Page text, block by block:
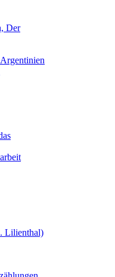
Der
Lilienthal)